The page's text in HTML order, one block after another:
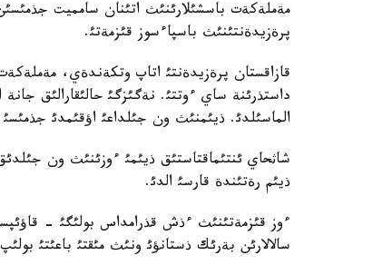
مةملةكةت باسشئلارئنئث اتئنان سامميت جذمئسئن
پرةزيدةنتئنئث باسپاءسوز قئزمةتئ.
قازاقستان پرةزيدةنتئ اتاپ وتكةندةي،
داستذرئنة ساي ءوتتئ. نةگئزگئ حالئقارالئق جانة
الماسئلدئ. ذيئمنئث ون جئلداعئ اؤقئمدئ جذمئسئ
شاثحاي ئنتئماقتاستئق ذيئمئ ءوزئنئث ون
ذيئم رةتئندة قارسئ الدئ.
ءوز قئزمةتئنئث ءذش قذرامداس بولئگئ -
سالالارئن بةرئك ذستانؤئ ونئث مئقتئ باعئتئ بولئپ